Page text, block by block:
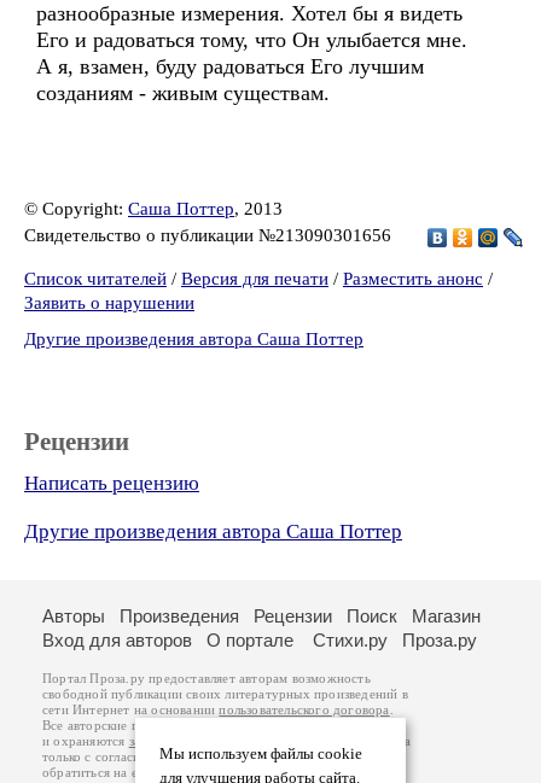
разнообразные измерения. Хотел бы я видеть
Его и радоваться тому, что Он улыбается мне.
А я, взамен, буду радоваться Его лучшим
созданиям - живым существам.
© Copyright: Саша Поттер, 2013
Свидетельство о публикации №213090301656
Список читателей / Версия для печати / Разместить анонс /
Заявить о нарушении
Другие произведения автора Саша Поттер
Рецензии
Написать рецензию
Другие произведения автора Саша Поттер
Мы используем файлы cookie
для улучшения работы сайта.
Авторы Произведения Рецензии Поиск
Магазин
Вход для авторов
О портале Стихи.ру Проза.ру
Портал Проза.ру предоставляет авторам возможность
свободной публикации своих литературных произведений в
сети Интернет на основаниипользовательского договора
Все авторские права на произведения принадлежат авторам
и охраняются законом
. Перепечатка произведений возможна
только с согласия его автора, к которому вы можете
обратиться на его авторской странице. Ответственность за